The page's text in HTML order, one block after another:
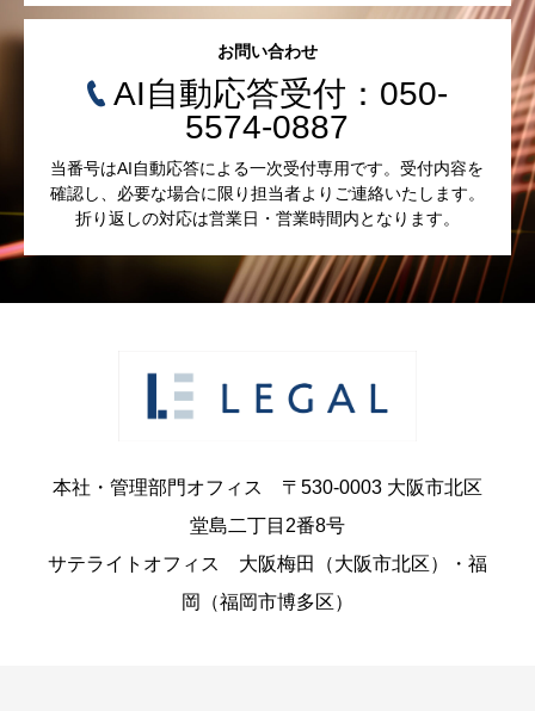
お問い合わせ
AI自動応答受付：050-
5574-0887
当番号はAI自動応答による一次受付専用です。受付内容を
確認し、必要な場合に限り担当者よりご連絡いたします。
折り返しの対応は営業日・営業時間内となります。
本社・管理部門オフィス 〒530-0003 大阪市北区
堂島二丁目2番8号
サテライトオフィス 大阪梅田（大阪市北区）・福
岡（福岡市博多区）